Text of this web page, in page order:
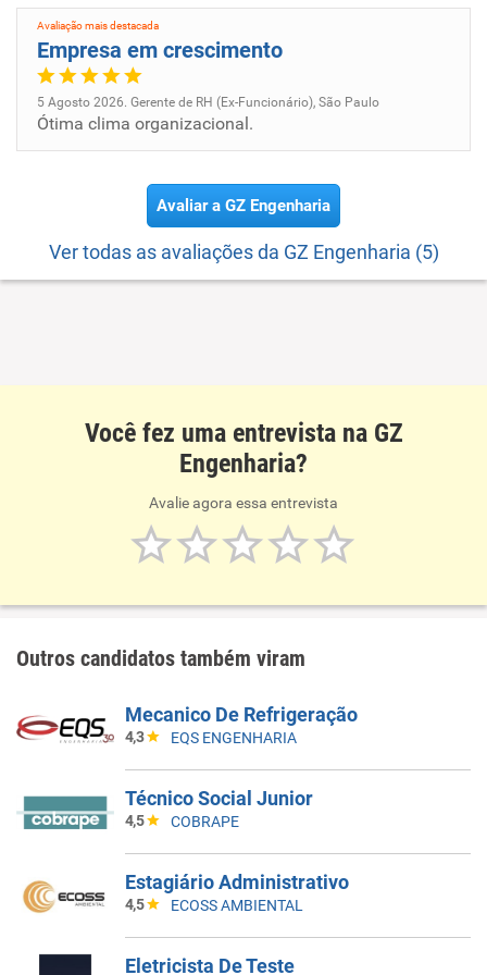
Avaliação mais destacada
Empresa em crescimento
5 Agosto 2026. Gerente de RH (Ex-Funcionário), São Paulo
Ótima clima organizacional.
Avaliar a GZ Engenharia
Ver todas as avaliações da GZ Engenharia (5)
Você fez uma entrevista na GZ
Engenharia?
Avalie agora essa entrevista
Outros candidatos também viram
Mecanico De Refrigeração
4,3 EQS ENGENHARIA
Técnico Social Junior
4,5 COBRAPE
Estagiário Administrativo
4,5 ECOSS AMBIENTAL
Eletricista De Teste